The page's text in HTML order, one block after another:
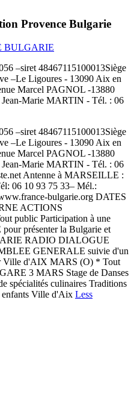
Provence Bulgarie
BULGARIE
–siret 48467115100013Siège
–Le Ligoures - 13090 Aix en
Marcel PAGNOL -13880
Marie MARTIN - Tél. : 06
–siret 48467115100013Siège
–Le Ligoures - 13090 Aix en
Marcel PAGNOL -13880
Marie MARTIN - Tél. : 06
Antenne à MARSEILLE :
06 10 93 75 33– Mél.:
bulgarie.org DATES
ACTIONS
public Participation à une
présenter la Bulgarie et
RADIO DIALOGUE
GENERALE suivie d'un
Ville d'AIX MARS (O) * Tout
3 MARS Stage de Danses
spécialités culinaires Traditions
enfants Ville d'Aix Less